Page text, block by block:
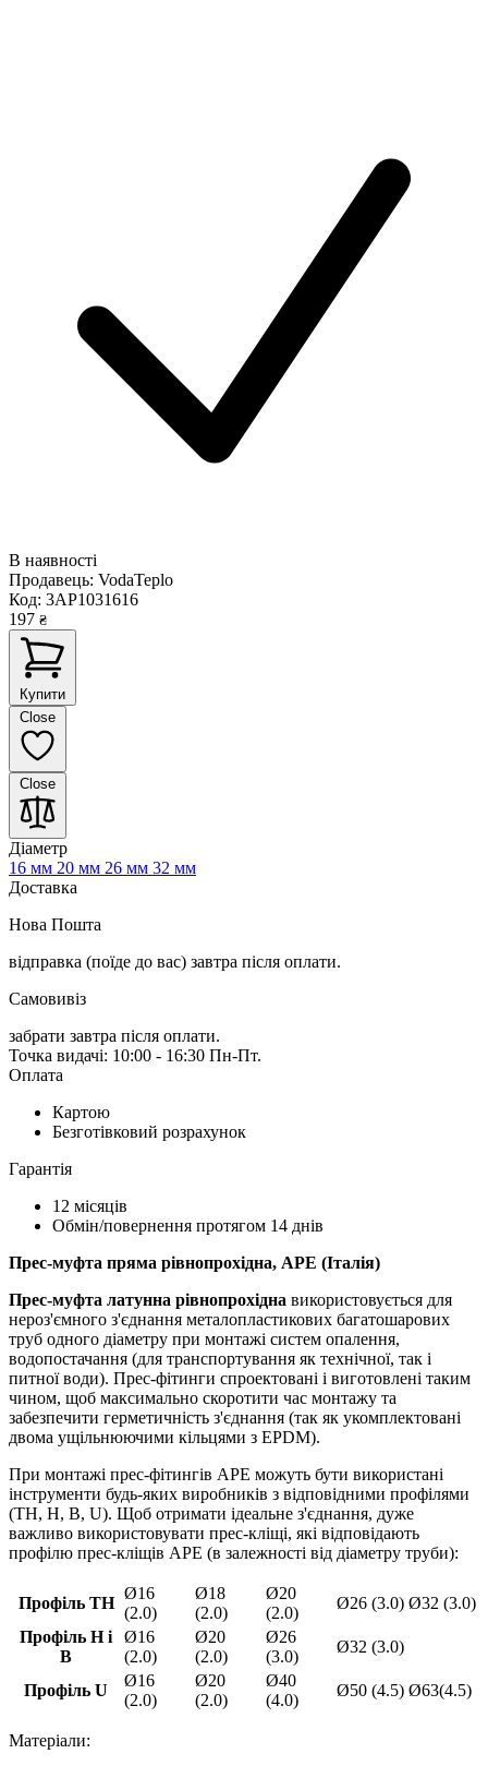
В наявності
Продавець: VodaTeplo
Код: 3AP1031616
197 ₴
Купити
Close
Close
Діаметр
16 мм 20 мм 26 мм 32 мм
Доставка
Нова Пошта
відправка (поїде до вас) завтра після оплати.
Самовивіз
забрати завтра після оплати.
Точка видачі: 10:00 - 16:30 Пн-Пт.
Оплата
Картою
Безготівковий розрахунок
Гарантія
12 місяців
Обмін/повернення протягом 14 днів
Прес-муфта пряма рівнопрохідна, APE (Італія)
Прес-муфта латунна рівнопрохідна використовується для
нероз'ємного з'єднання металопластикових багатошарових
труб одного діаметру при монтажі систем опалення,
водопостачання (для транспортування як технічної, так і
питної води). Прес-фітинги спроектовані і виготовлені таким
чином, щоб максимально скоротити час монтажу та
забезпечити герметичність з'єднання (так як укомплектовані
двома ущільнюючими кільцями з EPDM).
При монтажі прес-фітингів APE можуть бути використані
інструменти будь-яких виробників з відповідними профілями
(TH, H, B, U). Щоб отримати ідеальне з'єднання, дуже
важливо використовувати прес-кліщі, які відповідають
профілю прес-кліщів APE (в залежності від діаметру труби):
Профіль TH
Ø16
(2.0)
Ø18
(2.0)
Ø20
(2.0)
Ø26 (3.0) Ø32 (3.0)
Профіль H і
B
Ø16
(2.0)
Ø20
(2.0)
Ø26
(3.0)
Ø32 (3.0)
Профіль U
Ø16
(2.0)
Ø20
(2.0)
Ø40
(4.0)
Ø50 (4.5) Ø63(4.5)
Матеріали: